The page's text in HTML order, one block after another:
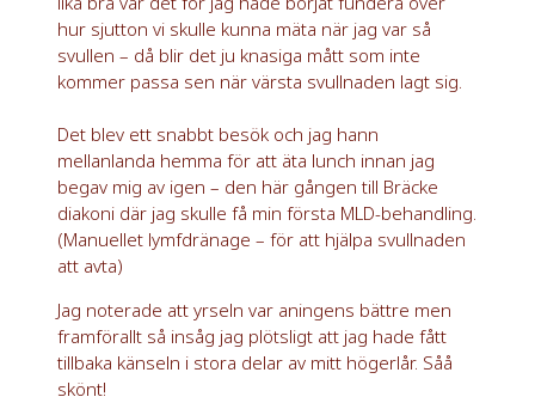
hur sjutton vi skulle kunna mäta när jag var så
svullen – då blir det ju knasiga mått som inte
kommer passa sen när värsta svullnaden lagt sig.
Det blev ett snabbt besök och jag hann
mellanlanda hemma för att äta lunch innan jag
begav mig av igen – den här gången till Bräcke
diakoni där jag skulle få min första MLD-behandling.
(Manuellet lymfdränage – för att hjälpa svullnaden
att avta)
Jag noterade att yrseln var aningens bättre men
framförallt så insåg jag plötsligt att jag hade fått
tillbaka känseln i stora delar av mitt högerlår. Såå
skönt!